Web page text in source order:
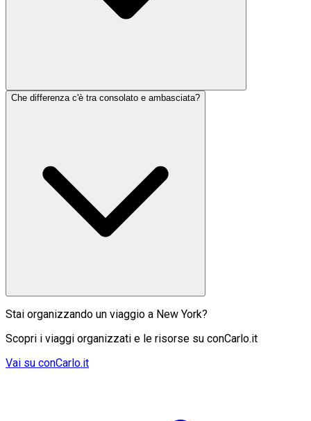
Che differenza c'è tra consolato e ambasciata?
Stai organizzando un viaggio a New York?
Scopri i viaggi organizzati e le risorse su conCarlo.it
Vai su conCarlo.it